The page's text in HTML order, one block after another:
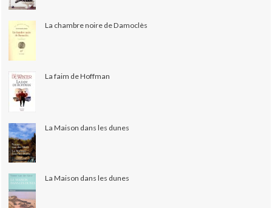
La chambre noire de Damoclès
La faim de Hoffman
La Maison dans les dunes
La Maison dans les dunes